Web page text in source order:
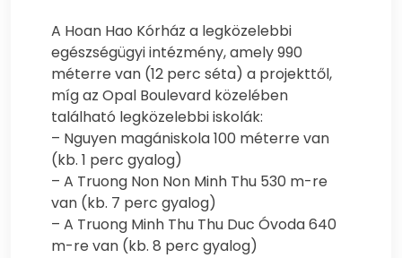
A Hoan Hao Kórház a legközelebbi
egészségügyi intézmény, amely 990
méterre van (12 perc séta) a projekttől,
míg az Opal Boulevard közelében
található legközelebbi iskolák:
– Nguyen magániskola 100 méterre van
(kb. 1 perc gyalog)
– A Truong Non Non Minh Thu 530 m-re
van (kb. 7 perc gyalog)
– A Truong Minh Thu Thu Duc Óvoda 640
m-re van (kb. 8 perc gyalog)